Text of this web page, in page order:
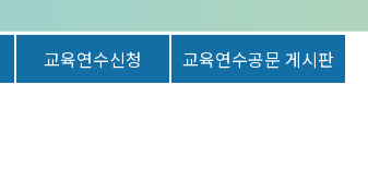
교육연수신청 교육연수공문 게시판